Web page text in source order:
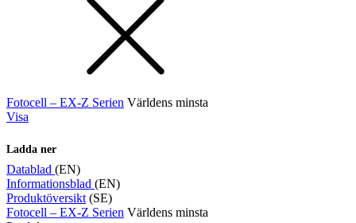
Fotocell – EX-Z Serien Världens minsta
Visa
Ladda ner
Datablad (EN)
Informationsblad (EN)
Produktöversikt (SE)
Fotocell – EX-Z Serien Världens minsta